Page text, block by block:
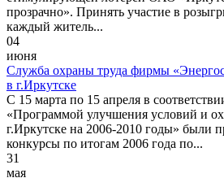
прозрачно». Принять участие в
каждый житель...
04
июня
Служба охраны труда фирмы
в г.Иркутске
С 15 марта по 15 апреля в
«Программой улучшения условий и
г.Иркутске на 2006-2010 годы» были
конкурсы по итогам 2006 года по...
31
мая